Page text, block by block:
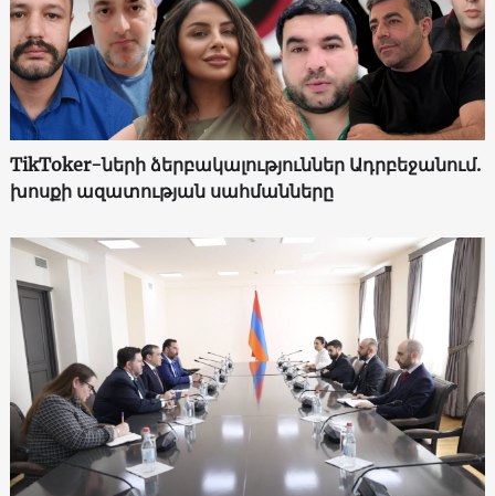
TikToker-ների ձերբակալություններ Ադրբեջանում.
խոսքի ազատության սահմանները